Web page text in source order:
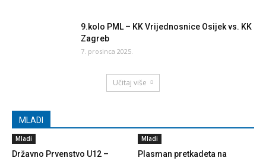
9.kolo PML – KK Vrijednosnice Osijek vs. KK
Zagreb
7. prosinca 2025.
Učitaj više
MLADI
Mladi
Državno Prvenstvo U12 –
Mladi
Plasman pretkadeta na